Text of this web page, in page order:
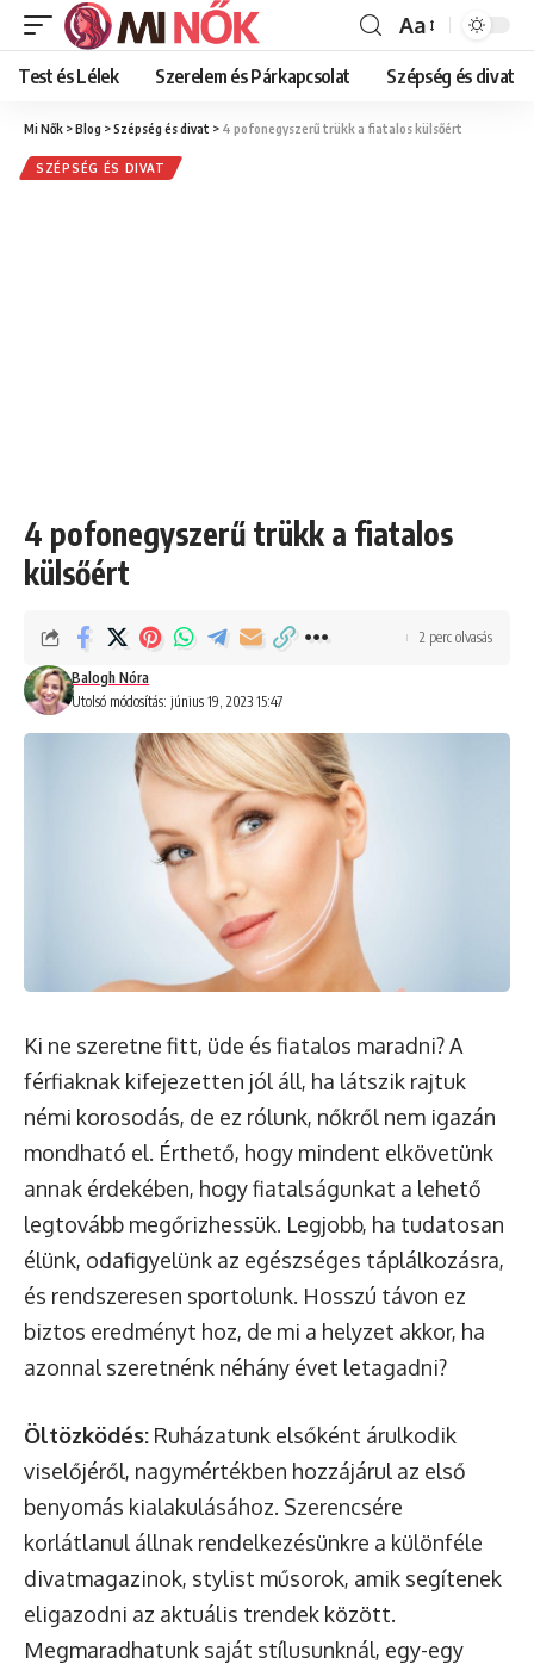
Font
Resizer
Aa
Test és Lélek Szerelem és Párkapcsolat Szépség és divat
Mi Nők >Blog >Szépség és divat > 4 pofonegyszerű trükk a fiatalos külsőért
SZÉPSÉG ÉS DIVAT
4 pofonegyszerű trükk a fiatalos
külsőért
Utolsó módosítás: június 19, 2023 15:47
Balogh Nóra
2 perc olvasás
Ki ne szeretne fitt, üde és fiatalos maradni? A
férfiaknak kifejezetten jól áll, ha látszik rajtuk
némi korosodás, de ez rólunk, nőkről nem igazán
mondható el. Érthető, hogy mindent elkövetünk
annak érdekében, hogy fiatalságunkat a lehető
legtovább megőrizhessük. Legjobb, ha tudatosan
élünk, odafigyelünk az egészséges táplálkozásra,
és rendszeresen sportolunk. Hosszú távon ez
biztos eredményt hoz, de mi a helyzet akkor, ha
azonnal szeretnénk néhány évet letagadni?
Öltözködés: Ruházatunk elsőként árulkodik
viselőjéről, nagymértékben hozzájárul az első
benyomás kialakulásához. Szerencsére
korlátlanul állnak rendelkezésünkre a különféle
divatmagazinok, stylist műsorok, amik segítenek
eligazodni az aktuális trendek között.
Megmaradhatunk saját stílusunknál, egy-egy